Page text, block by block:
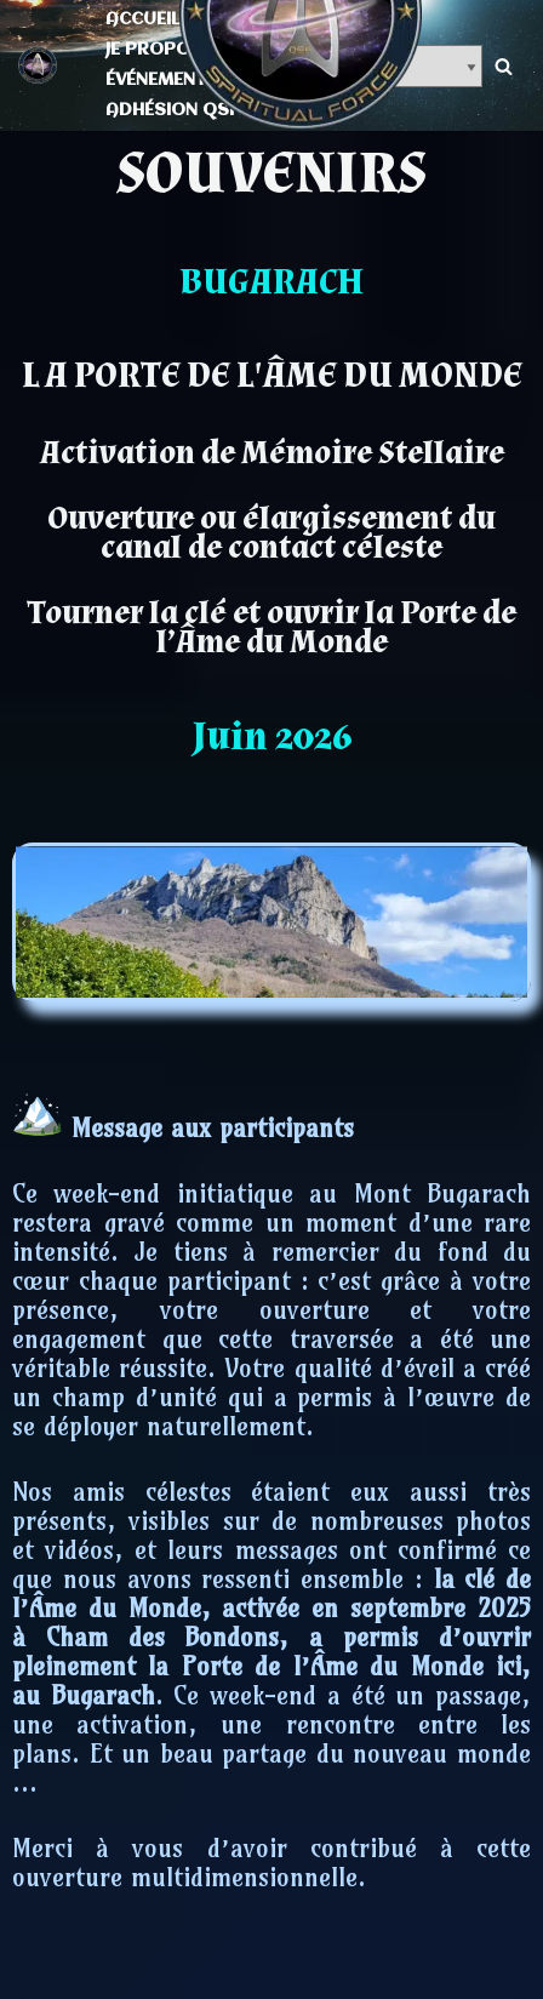
Aller
au
contenu
ACCUEIL
JE PROPOSE
ÉVÉNEMENTS
ADHÉSION QSF
SOUVENIRS
BUGARACH
L A PORTE DE L'ÂME DU MONDE
Activation de Mémoire Stellaire
Ouverture ou élargissement du
canal de contact céleste
Tourner la clé et ouvrir la Porte de
l’Âme du Monde
Juin 2026
Message aux participants
Ce week-end initiatique au Mont Bugarach
restera gravé comme un moment d’une rare
intensité. Je tiens à remercier du fond du
cœur chaque participant : c’est grâce à votre
présence, votre ouverture et votre
engagement que cette traversée a été une
véritable réussite. Votre qualité d’éveil a créé
un champ d’unité qui a permis à l’œuvre de
se déployer naturellement.
Nos amis célestes étaient eux aussi très
présents, visibles sur de nombreuses photos
et vidéos, et leurs messages ont confirmé ce
que nous avons ressenti ensemble : la clé de
l’Âme du Monde, activée en septembre 2025
à Cham des Bondons, a permis d’ouvrir
pleinement la Porte de l’Âme du Monde ici,
au Bugarach. Ce week-end a été un passage,
une activation, une rencontre entre les
plans. Et un beau partage du nouveau monde
…
Merci à vous d’avoir contribué à cette
ouverture multidimensionnelle.